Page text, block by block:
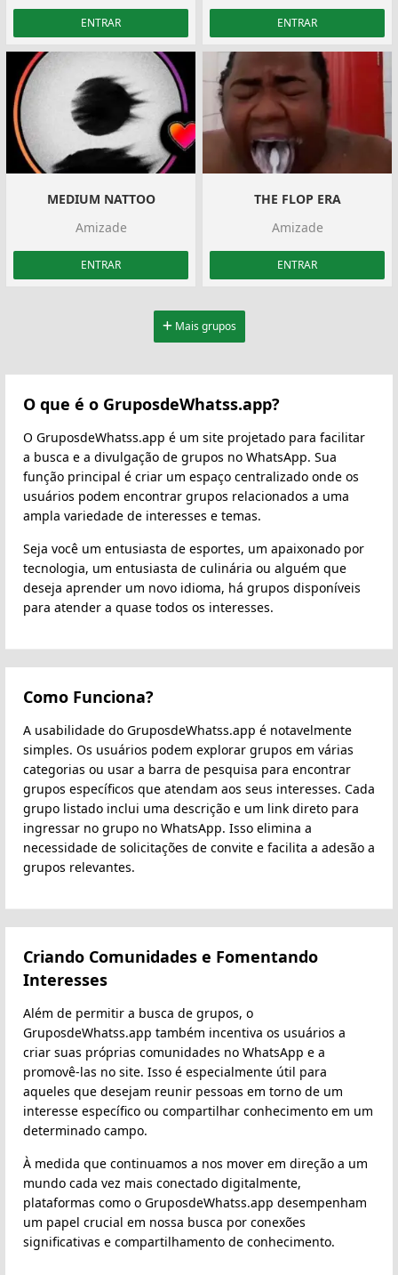
ENTRAR ENTRAR
MEDIUM NATTOO
Amizade
ENTRAR
THE FLOP ERA
Amizade
ENTRAR
Mais grupos
O que é o GruposdeWhatss.app?
O GruposdeWhatss.app é um site projetado para facilitar
a busca e a divulgação de grupos no WhatsApp. Sua
função principal é criar um espaço centralizado onde os
usuários podem encontrar grupos relacionados a uma
ampla variedade de interesses e temas.
Seja você um entusiasta de esportes, um apaixonado por
tecnologia, um entusiasta de culinária ou alguém que
deseja aprender um novo idioma, há grupos disponíveis
para atender a quase todos os interesses.
Como Funciona?
A usabilidade do GruposdeWhatss.app é notavelmente
simples. Os usuários podem explorar grupos em várias
categorias ou usar a barra de pesquisa para encontrar
grupos específicos que atendam aos seus interesses. Cada
grupo listado inclui uma descrição e um link direto para
ingressar no grupo no WhatsApp. Isso elimina a
necessidade de solicitações de convite e facilita a adesão a
grupos relevantes.
Criando Comunidades e Fomentando
Interesses
Além de permitir a busca de grupos, o
GruposdeWhatss.app também incentiva os usuários a
criar suas próprias comunidades no WhatsApp e a
promovê-las no site. Isso é especialmente útil para
aqueles que desejam reunir pessoas em torno de um
interesse específico ou compartilhar conhecimento em um
determinado campo.
À medida que continuamos a nos mover em direção a um
mundo cada vez mais conectado digitalmente,
plataformas como o GruposdeWhatss.app desempenham
um papel crucial em nossa busca por conexões
significativas e compartilhamento de conhecimento.